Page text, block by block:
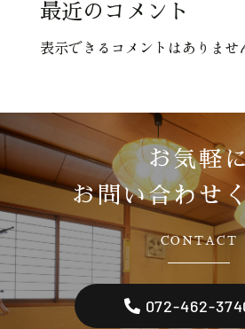
最近のコメント
表示できるコメントはありませ
お気軽
お問い合わせ
CONTACT
072-462-